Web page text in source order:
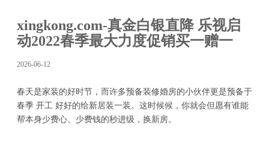
xingkong.com-真金白银直降 乐视启
动2022春季最大力度促销买一赠一
2026-06-12
春天是家装的好时节，而许多预备装修婚房的小伙伴更是预备于
春季 开工 好好的给新居装一装。这时候候，你就会但愿有谁能
帮本身少费心、少费钱的秒进级，换新房。